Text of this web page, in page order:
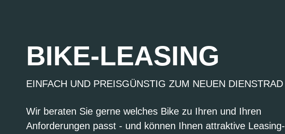
BIKE-LEASING
EINFACH UND PREISGÜNSTIG ZUM NEUEN DIENSTRAD
Wir beraten Sie gerne welches Bike zu Ihren und Ihren
Anforderungen passt - und können Ihnen attraktive Leasing-